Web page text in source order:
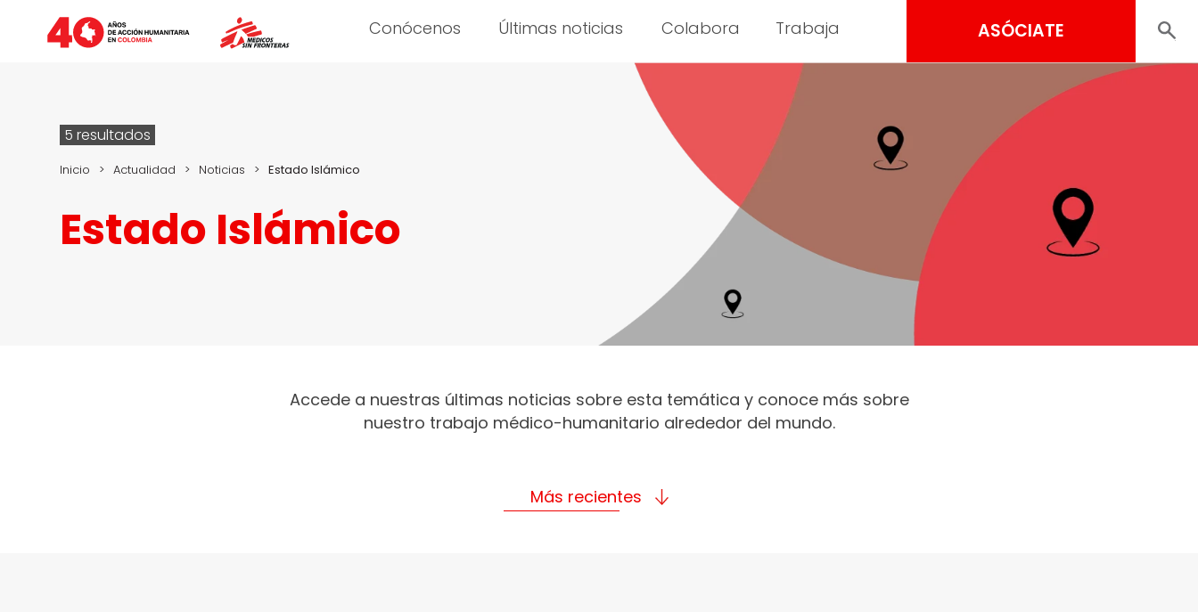
Conócenos Últimas noticias Colabora Trabaja ASÓCIATE
5 resultados
Inicio > Actualidad > Noticias > Estado Islámico
Estado Islámico
Accede a nuestras últimas noticias sobre esta temática y conoce más sobre
nuestro trabajo médico-humanitario alrededor del mundo.
Más recientes